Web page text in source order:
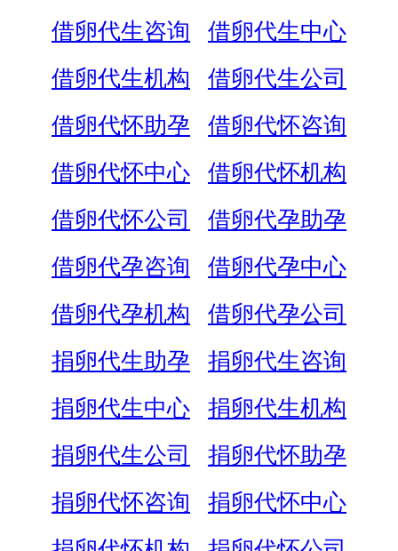
借卵代生咨询
借卵代生中心
借卵代生机构
借卵代生公司
借卵代怀助孕
借卵代怀咨询
借卵代怀中心
借卵代怀机构
借卵代怀公司
借卵代孕助孕
借卵代孕咨询
借卵代孕中心
借卵代孕机构
借卵代孕公司
捐卵代生助孕
捐卵代生咨询
捐卵代生中心
捐卵代生机构
捐卵代生公司
捐卵代怀助孕
捐卵代怀咨询
捐卵代怀中心